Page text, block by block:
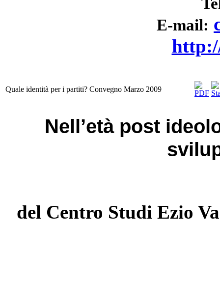
E-mail:
Quale identità per i partiti? Convegno Marzo 2009
Nell’età post
del Centro Studi Ezio